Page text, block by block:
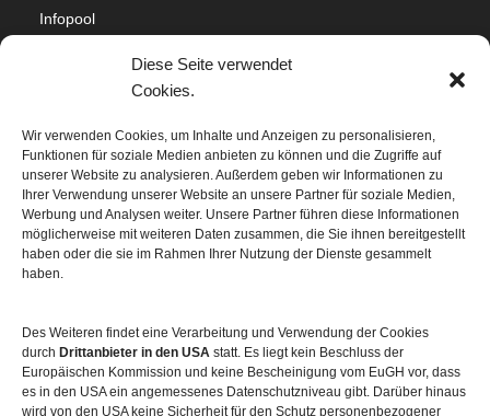
Diese Seite verwendet
Cookies.
Wir verwenden Cookies, um Inhalte und Anzeigen zu personalisieren,
Funktionen für soziale Medien anbieten zu können und die Zugriffe auf
unserer Website zu analysieren. Außerdem geben wir Informationen zu
Ihrer Verwendung unserer Website an unsere Partner für soziale Medien,
Werbung und Analysen weiter. Unsere Partner führen diese Informationen
möglicherweise mit weiteren Daten zusammen, die Sie ihnen bereitgestellt
haben oder die sie im Rahmen Ihrer Nutzung der Dienste gesammelt
haben.
Des Weiteren findet eine Verarbeitung und Verwendung der Cookies
durch Drittanbieter in den USA statt. Es liegt kein Beschluss der
Europäischen Kommission und keine Bescheinigung vom EuGH vor, dass
es in den USA ein angemessenes Datenschutzniveau gibt. Darüber hinaus
wird von den USA keine Sicherheit für den Schutz personenbezogener
Infopool
Sitemap